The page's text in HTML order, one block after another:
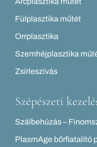
Fülplasztika műtét
Orrplasztika
Szemhéjplasztika
Zsírleszívás
Szépészeti
Szálbehúzás –
PlasmAge bőrfiatalító